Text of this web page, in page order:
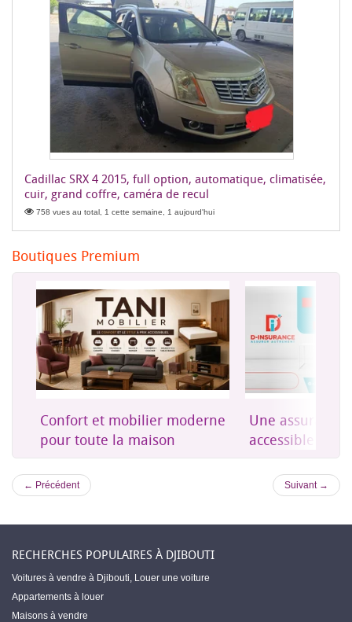
Cadillac SRX 4 2015, full option, automatique, climatisée,
cuir, grand coffre, caméra de recul
758 vues au total, 1 cette semaine, 1 aujourd'hui
Boutiques Premium
Confort et mobilier moderne
pour toute la maison
Une
accessible à
← Précédent Suivant →
RECHERCHES POPULAIRES À DJIBOUTI
Voitures à vendre à Djibouti, Louer une voiture
Appartements à louer
Maisons à vendre